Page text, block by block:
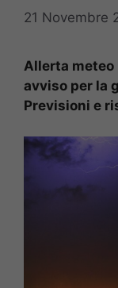
21 Novembre
Allerta meteo
avviso per la
Previsioni e